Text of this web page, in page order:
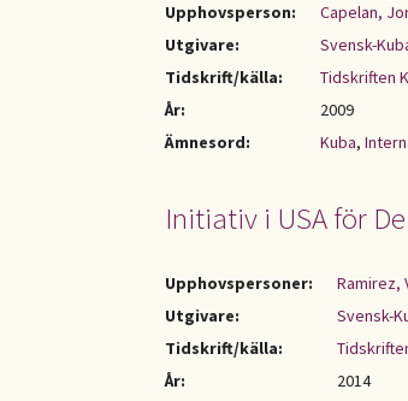
Upphovsperson:
Capelan,
Utgivare:
Svensk-
Tidskrift/källa:
Tidskriften
År:
2009
Ämnesord:
Kuba,
Initiativ i USA för
Upphovspersoner: Ramirez,
Utgivare:
Svensk-
Tidskrift/källa:
År:
2014